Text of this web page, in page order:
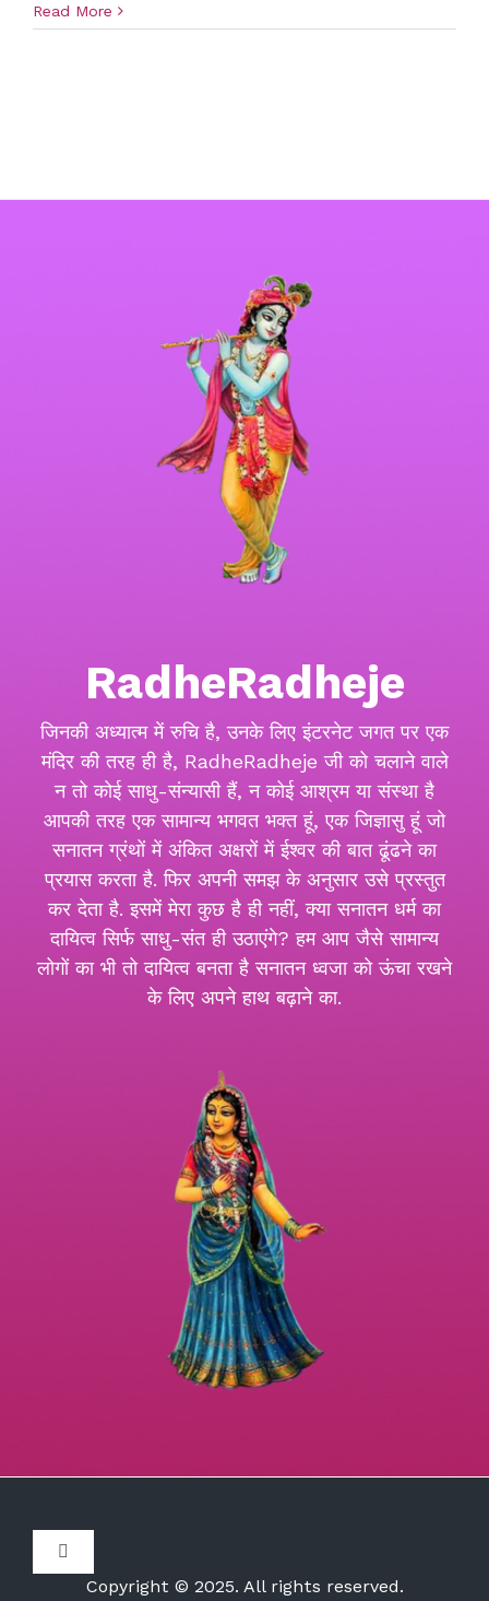
Read More
RadheRadheje
जिनकी अध्यात्म में रुचि है, उनके लिए इंटरनेट जगत पर एक
मंदिर की तरह ही है, RadheRadheje जी को चलाने वाले
न तो कोई साधु-संन्यासी हैं, न कोई आश्रम या संस्था है
आपकी तरह एक सामान्य भगवत भक्त हूं, एक जिज्ञासु हूं जो
सनातन ग्रंथों में अंकित अक्षरों में ईश्वर की बात ढूंढने का
प्रयास करता है. फिर अपनी समझ के अनुसार उसे प्रस्तुत
कर देता है. इसमें मेरा कुछ है ही नहीं, क्या सनातन धर्म का
दायित्व सिर्फ साधु-संत ही उठाएंगे? हम आप जैसे सामान्य
लोगों का भी तो दायित्व बनता है सनातन ध्वजा को ऊंचा रखने
के लिए अपने हाथ बढ़ाने का.
Toggle
Navigation
Copyright © 2025. All rights reserved.